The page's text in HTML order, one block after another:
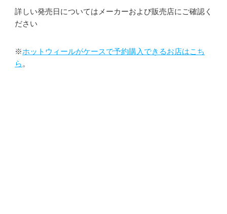
詳しい発売日についてはメーカーおよび販売店にご確認く
ださい
※ホットウィールがケースで予約購入できるお店はこち
ら 。